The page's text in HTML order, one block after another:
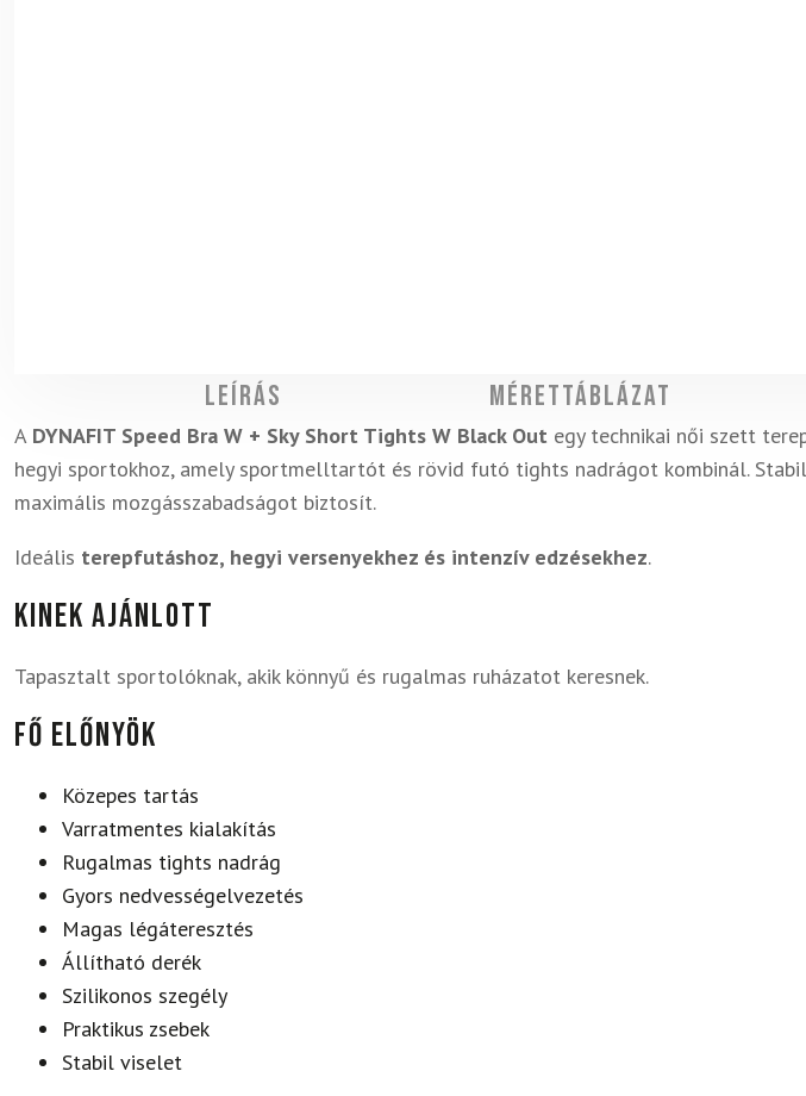
Leírás Mérettáblázat
A DYNAFIT Speed Bra W + Sky Short Tights W Black Out egy technikai női szett
hegyi sportokhoz, amely sportmelltartót és rövid futó tights nadrágot kombinál.
maximális mozgásszabadságot biztosít.
Ideális terepfutáshoz, hegyi versenyekhez és intenzív edzésekhez.
Kinek ajánlott
Tapasztalt sportolóknak, akik könnyű és rugalmas ruházatot keresnek.
Fő előnyök
Közepes tartás
Varratmentes kialakítás
Rugalmas tights nadrág
Gyors nedvességelvezetés
Magas légáteresztés
Állítható derék
Szilikonos szegély
Praktikus zsebek
Stabil viselet